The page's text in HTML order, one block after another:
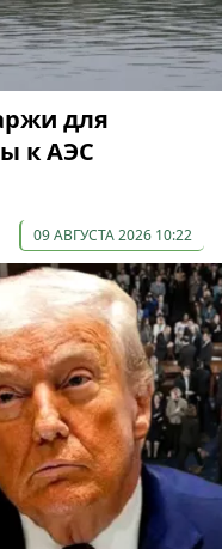
для
к АЭС
09 АВГУСТА 2026 10:22